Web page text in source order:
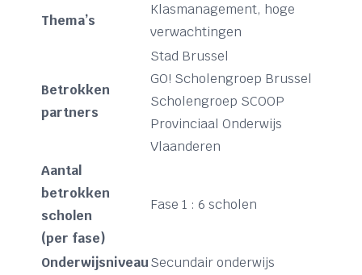
Thema’s
Klasmanagement, hoge
verwachtingen
Betrokken
partners
Stad Brussel
GO! Scholengroep Brussel
Scholengroep SCOOP
Provinciaal Onderwijs
Vlaanderen
Aantal
betrokken
scholen
(per fase)
Fase 1 : 6 scholen
OnderwijsniveauSecundair onderwijs